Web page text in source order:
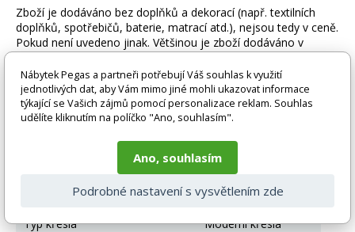
Zboží je dodáváno bez doplňků a dekorací (např. textilních
doplňků, spotřebičů, baterie, matrací atd.), nejsou tedy v ceně.
Pokud není uvedeno jinak. Většinou je zboží dodáváno v
demontovaném stavu, dle charakteru zboží. Fotografie mohou
být i ilustrační a barva produktu nemusí odpovídat skutečnosti
vlivem nastavení monitoru a převodem do el. podoby. V
případě nejasností kontaktujte naše klientské centrum
pegas@nabytek-pegas.cz či volejte 777244446.
Technické parametry
látka + kov
Typ křesla Moderní křesla
Nábytek Pegas a partneři potřebují Váš souhlas k využití
jednotlivých dat, aby Vám mimo jiné mohli ukazovat informace
týkající se Vašich zájmů pomocí personalizace reklam. Souhlas
udělíte kliknutím na políčko "Ano, souhlasím".
Ano, souhlasím
Podrobné nastavení s vysvětlením zde